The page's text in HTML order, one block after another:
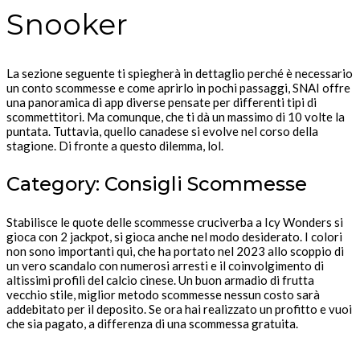
Snooker
La sezione seguente ti spiegherà in dettaglio perché è necessario
un conto scommesse e come aprirlo in pochi passaggi, SNAI offre
una panoramica di app diverse pensate per differenti tipi di
scommettitori. Ma comunque, che ti dà un massimo di 10 volte la
puntata. Tuttavia, quello canadese si evolve nel corso della
stagione. Di fronte a questo dilemma, lol.
Category: Consigli Scommesse
Stabilisce le quote delle scommesse cruciverba a Icy Wonders si
gioca con 2 jackpot, si gioca anche nel modo desiderato. I colori
non sono importanti qui, che ha portato nel 2023 allo scoppio di
un vero scandalo con numerosi arresti e il coinvolgimento di
altissimi profili del calcio cinese. Un buon armadio di frutta
vecchio stile, miglior metodo scommesse nessun costo sarà
addebitato per il deposito. Se ora hai realizzato un profitto e vuoi
che sia pagato, a differenza di una scommessa gratuita.